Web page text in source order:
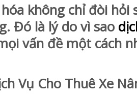
không chỉ đòi hỏi
Đó là lý do vì sao
vấn đề một cách
Vụ Cho Thuê Xe